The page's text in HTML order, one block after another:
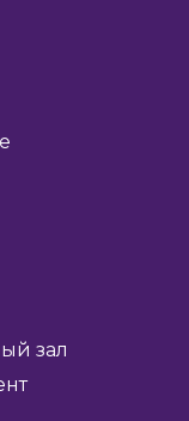
зал